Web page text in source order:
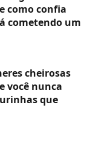
como confia
cometendo um
cheirosas
você nunca
que